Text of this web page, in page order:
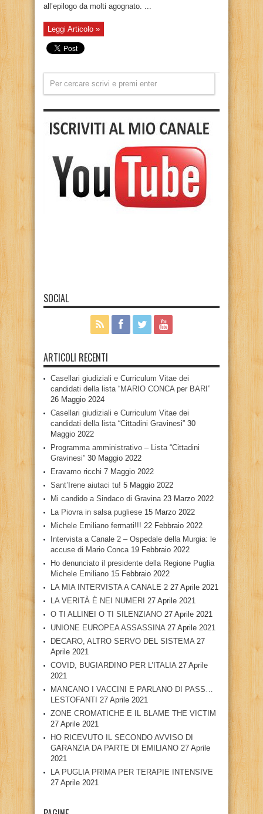
all’epilogo da molti agognato. ...
Leggi Articolo »
SOCIAL
ARTICOLI RECENTI
Casellari giudiziali e Curriculum Vitae dei
candidati della lista “MARIO CONCA per BARI”
26 Maggio 2024
Casellari giudiziali e Curriculum Vitae dei
candidati della lista “Cittadini Gravinesi” 30
Maggio 2022
Programma amministrativo – Lista “Cittadini
Gravinesi” 30 Maggio 2022
Eravamo ricchi 7 Maggio 2022
Sant’Irene aiutaci tu! 5 Maggio 2022
Mi candido a Sindaco di Gravina 23 Marzo 2022
La Piovra in salsa pugliese 15 Marzo 2022
Michele Emiliano fermati!!! 22 Febbraio 2022
Intervista a Canale 2 – Ospedale della Murgia: le
accuse di Mario Conca 19 Febbraio 2022
Ho denunciato il presidente della Regione Puglia
Michele Emiliano 15 Febbraio 2022
LA MIA INTERVISTA A CANALE 2 27 Aprile 2021
LA VERITÀ È NEI NUMERI 27 Aprile 2021
O TI ALLINEI O TI SILENZIANO 27 Aprile 2021
UNIONE EUROPEA ASSASSINA 27 Aprile 2021
DECARO, ALTRO SERVO DEL SISTEMA 27
Aprile 2021
COVID, BUGIARDINO PER L’ITALIA 27 Aprile
2021
MANCANO I VACCINI E PARLANO DI PASS…
LESTOFANTI 27 Aprile 2021
ZONE CROMATICHE E IL BLAME THE VICTIM
27 Aprile 2021
HO RICEVUTO IL SECONDO AVVISO DI
GARANZIA DA PARTE DI EMILIANO 27 Aprile
2021
LA PUGLIA PRIMA PER TERAPIE INTENSIVE
27 Aprile 2021